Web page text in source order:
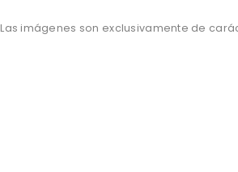
Las imágenes son exclusivamente de